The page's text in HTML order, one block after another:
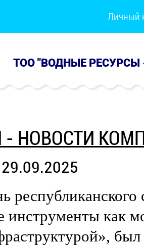
Личный
ТОО "ВОДНЫЕ РЕСУРСЫ
- НОВОСТИ
29.09.2025
как